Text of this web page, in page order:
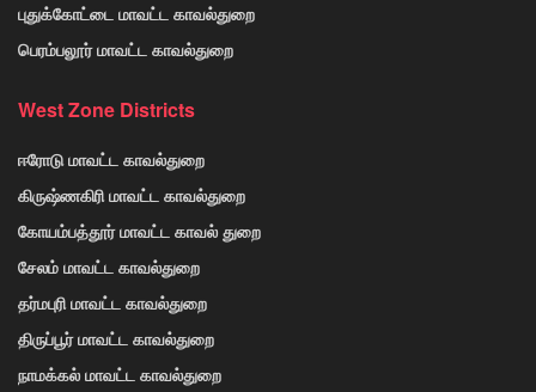
புதுக்கோட்டை மாவட்ட காவல்துறை
பெரம்பலூர் மாவட்ட காவல்துறை
West Zone Districts
ஈரோடு மாவட்ட காவல்துறை
கிருஷ்ணகிரி மாவட்ட காவல்துறை
கோயம்பத்தூர் மாவட்ட காவல் துறை
சேலம் மாவட்ட காவல்துறை
தர்மபுரி மாவட்ட காவல்துறை
திருப்பூர் மாவட்ட காவல்துறை
நாமக்கல் மாவட்ட காவல்துறை